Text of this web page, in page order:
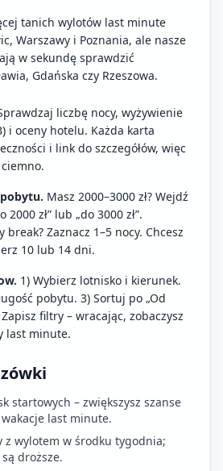
tanich wylotów last minute
Warszawy i Poznania, ale nasze
w sekundę sprawdzić
Gdańska czy Rzeszowa.
liczbę nocy, wyżywienie
i oceny hotelu. Każda karta
i link do szczegółów, więc
Masz 2000–3000 zł? Wejdź
zł” lub „do 3000 zł”.
break? Zaznacz 1–5 nocy. Chcesz
10 lub 14 dni.
1) Wybierz lotnisko i kierunek.
pobytu. 3) Sortuj po „Od
filtry – wracając, zobaczysz
last minute.
startowych – zwiększysz szanse
last minute.
z wylotem w środku tygodnia;
droższe.